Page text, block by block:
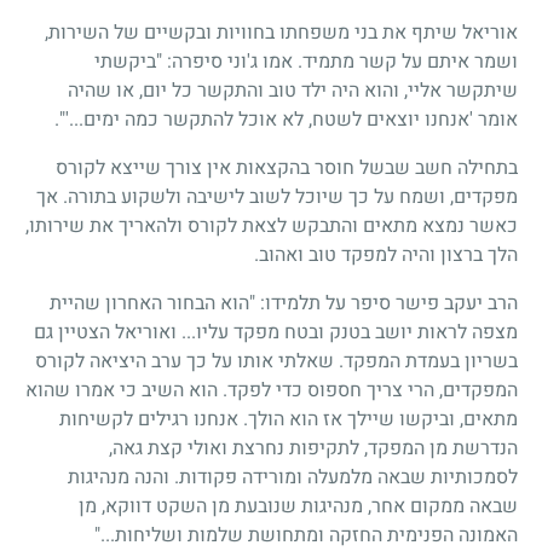
אוריאל שיתף את בני משפחתו בחוויות ובקשיים של השירות,
ושמר איתם על קשר מתמיד. אמו ג'וני סיפרה: "ביקשתי
שיתקשר אליי, והוא היה ילד טוב והתקשר כל יום, או שהיה
אומר 'אנחנו יוצאים לשטח, לא אוכל להתקשר כמה ימים...'".
בתחילה חשב שבשל חוסר בהקצאות אין צורך שייצא לקורס
מפקדים, ושמח על כך שיוכל לשוב לישיבה ולשקוע בתורה. אך
כאשר נמצא מתאים והתבקש לצאת לקורס ולהאריך את שירותו,
הלך ברצון והיה למפקד טוב ואהוב.
הרב יעקב פישר סיפר על תלמידו: "הוא הבחור האחרון שהיית
מצפה לראות יושב בטנק ובטח מפקד עליו... ואוריאל הצטיין גם
בשריון בעמדת המפקד. שאלתי אותו על כך ערב היציאה לקורס
המפקדים, הרי צריך חספוס כדי לפקד. הוא השיב כי אמרו שהוא
מתאים, וביקשו שיילך אז הוא הולך. אנחנו רגילים לקשיחות
הנדרשת מן המפקד, לתקיפות נחרצת ואולי קצת גאה,
לסמכותיות שבאה מלמעלה ומורידה פקודות. והנה מנהיגות
שבאה ממקום אחר, מנהיגות שנובעת מן השקט דווקא, מן
האמונה הפנימית החזקה ומתחושת שלמות ושליחות..."